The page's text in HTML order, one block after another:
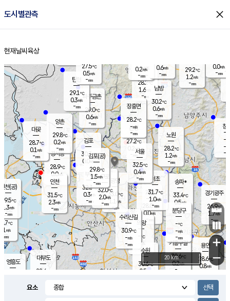
도시별관측 close
홈
현재날씨 육상
의도
℃
m/s
mm
영흥도
양주
28.2℃
1.6
-mm
과천
28.0℃
0.0m/s
- mm
용인
28.6℃
0.8m/s
경기광주
26.9℃
1.7m/s
-mm
대부도
28.6
경서동
28.9℃
0.0m/s
-mm
파주금촌
29.0℃
0.6m/s
-mm
29.2℃
1.2m/s
-mm
대곶
28.7℃
0.1 m/s
-mm
창
-
-m/
-
탄현
29.1℃
0.3m/s
-mm
0.0m/s
-mm
의왕
- ℃
m/s
mm
김포
30.3℃
0.0 m/s
mm
광명
33.0
℃
1.1 m/s
-mm
부천
32.3℃
0.3m/s
-mm
양촌
29.8℃
0.2m/s
-mm
구로
32.0℃
2.0m/s
-mm
은평
27.2℃
0.2 m/s
- mm
노원
28.2℃
1.2m/s
-mm
송파*
33.4℃
0.5m/s
-mm
서초
31.7℃
1.0m/s
-mm
남방
30.2℃
0.6m/s
-mm
기흥구갈
30.6℃
0.2m/s
-
수리산길
30.9℃
-m/s
-mm
분당구
-℃
-m/s
-mm
장흥면
28.2℃
-m/s
-mm
0.2m/s
-mm
인천(공)
29.5℃
1.3m/s
-mm
김포(공)
29.8℃
1.5m/s
-mm
수원
30.6℃
0.5 m/s
인천
31.5℃
2.3m/s
-mm
서울
32.5℃
0.4m/s
-mm
27.5℃
0.5m/s
-mm
0.6m/s
-mm
+
−
20 km
요소